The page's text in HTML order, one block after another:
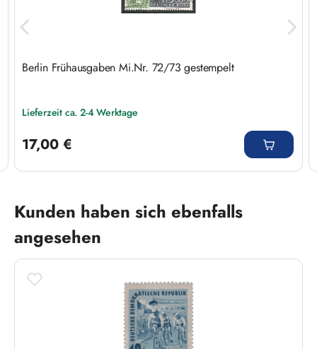
Berlin Frühausgaben Mi.Nr. 72/73 gestempelt
Lieferzeit ca. 2-4 Werktage
17,00 €
Produktgalerie überspringen
Kunden haben sich ebenfalls
angesehen